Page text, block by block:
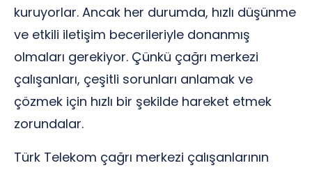
kuruyorlar. Ancak her durumda, hızlı düşünme
ve etkili iletişim becerileriyle donanmış
olmaları gerekiyor. Çünkü çağrı merkezi
çalışanları, çeşitli sorunları anlamak ve
çözmek için hızlı bir şekilde hareket etmek
zorundalar.
Türk Telekom çağrı merkezi çalışanlarının